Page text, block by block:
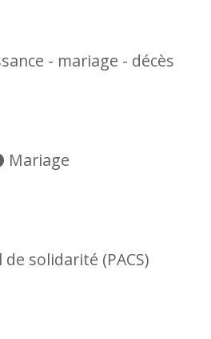
- mariage - décès
Mariage
de solidarité (PACS)